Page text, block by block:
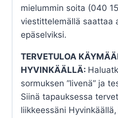
mielummin soita (040
viestittelemällä saattaa
epäselviksi.
TERVETULOA
HYVINKÄÄLLÄ:
sormuksen ”livenä” ja
Siinä tapauksessa
liikkeessäni